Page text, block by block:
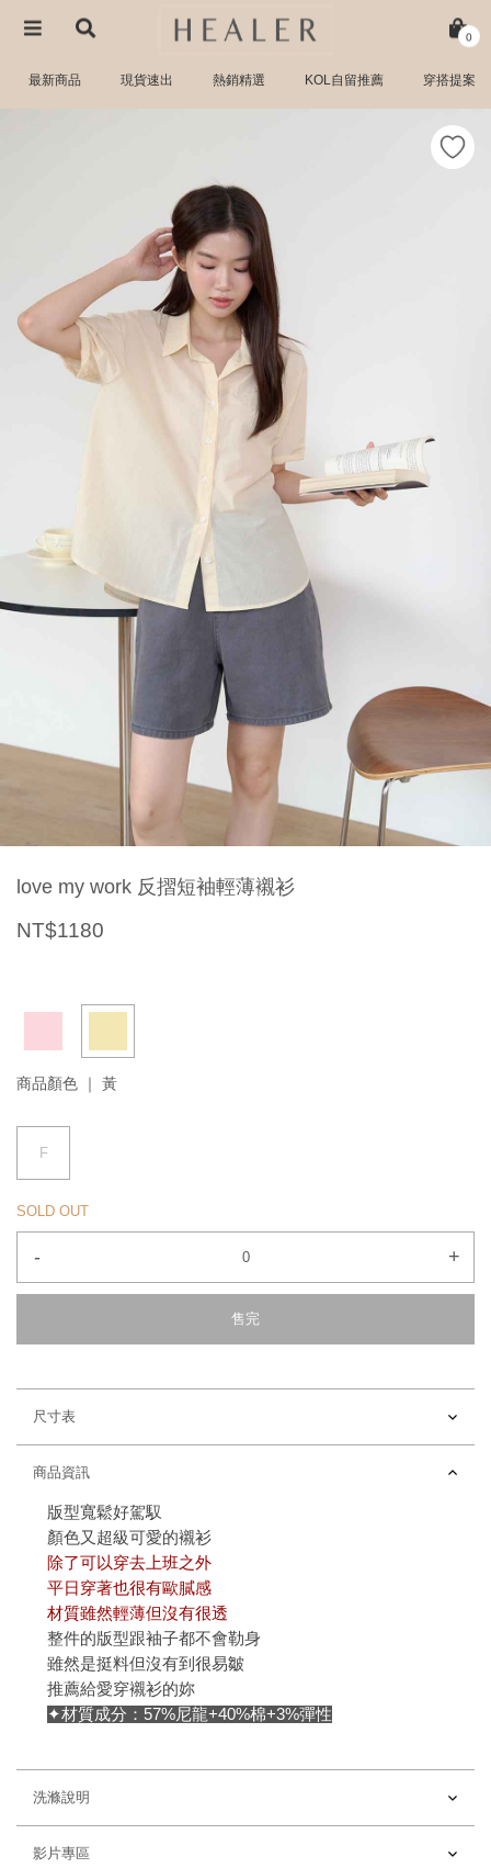
0
最新商品 現貨速出 熱銷精選 KOL自留推薦 穿搭提案
love my work 反摺短袖輕薄襯衫
NT$1180
商品顏色 ｜ 黃
F
SOLD OUT
- +
售完
尺寸表
商品資訊
版型寬鬆好駕馭
顏色又超級可愛的襯衫
除了可以穿去上班之外
平日穿著也很有歐膩感
材質雖然輕薄但沒有很透
整件的版型跟袖子都不會勒身
雖然是挺料但沒有到很易皺
推薦給愛穿襯衫的妳
✦材質成分：57%尼龍+40%棉+3%彈性
洗滌說明
影片專區